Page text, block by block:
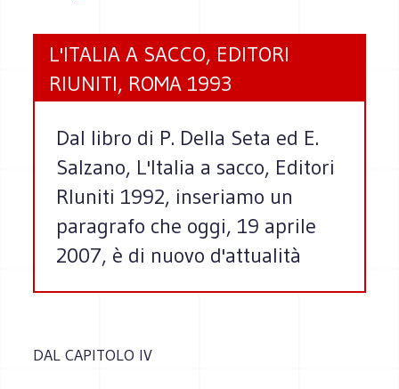
L'ITALIA A SACCO, EDITORI
RIUNITI, ROMA 1993
Dal libro di P. Della Seta ed E.
Salzano, L'Italia a sacco, Editori
RIuniti 1992, inseriamo un
paragrafo che oggi, 19 aprile
2007, è di nuovo d'attualità
DAL CAPITOLO IV